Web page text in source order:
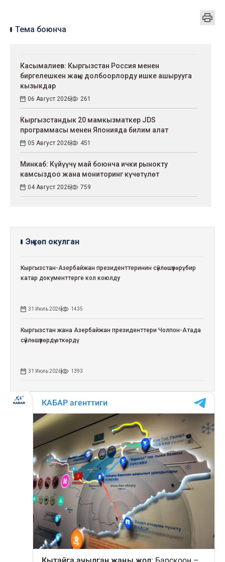
Тема боюнча
Касымалиев: Кыргызстан Россия менен
биргелешкен жаңы долбоорлорду ишке ашырууга
кызыкдар
06 Август 2026 261
Кыргызстандык 20 мамкызматкер JDS
программасы менен Японияда билим алат
05 Август 2026 451
Минкаб: Күйүүчү май боюнча ички рынокту
камсыздоо жана мониторинг күчөтүлөт
04 Август 2026 759
Эң көп окулган
Кыргызстан-Азербайжан президенттеринин сүйлөшүүлөрү: бир
катар документтерге кол коюлду
31 Июль 2026 1435
Кыргызстан жана Азербайжан президенттери Чолпон-Атада
сүйлөшүүлөрдү өткөрдү
31 Июль 2026 1393